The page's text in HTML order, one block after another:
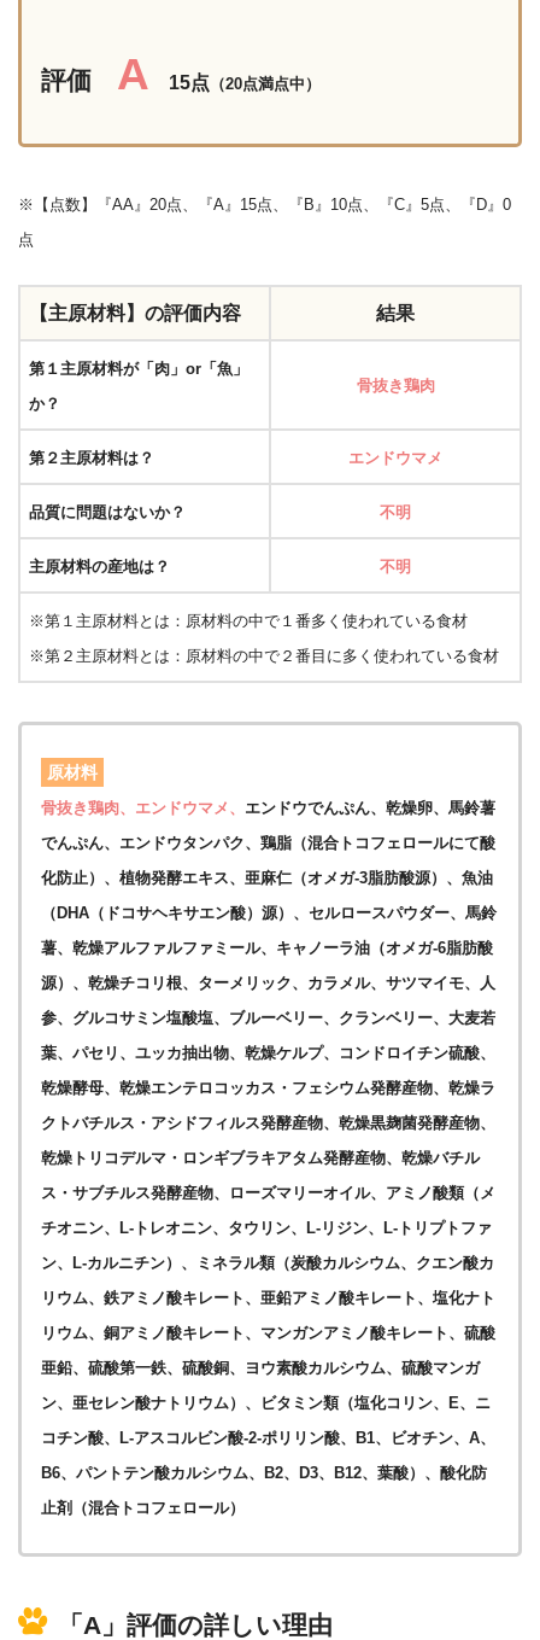
評価 A 15点 （20点満点中）
※【点数】『AA』20点、『A』15点、『B』10点、『C』5点、『D』0
点
【主原材料】の評価内容 結果
第１主原材料が「肉」or「魚」
か？
骨抜き鶏肉
第２主原材料は？ エンドウマメ
品質に問題はないか？ 不明
主原材料の産地は？ 不明
※第１主原材料とは：原材料の中で１番多く使われている食材
※第２主原材料とは：原材料の中で２番目に多く使われている食材
原材料
骨抜き鶏肉、エンドウマメ、 エンドウでんぷん、乾燥卵、馬鈴薯
でんぷん、エンドウタンパク、鶏脂（混合トコフェロールにて酸
化防止）、植物発酵エキス、亜麻仁（オメガ-3脂肪酸源）、魚油
（DHA（ドコサヘキサエン酸）源）、セルロースパウダー、馬鈴
薯、乾燥アルファルファミール、キャノーラ油（オメガ-6脂肪酸
源）、乾燥チコリ根、ターメリック、カラメル、サツマイモ、人
参、グルコサミン塩酸塩、ブルーベリー、クランベリー、大麦若
葉、パセリ、ユッカ抽出物、乾燥ケルプ、コンドロイチン硫酸、
乾燥酵母、乾燥エンテロコッカス・フェシウム発酵産物、乾燥ラ
クトバチルス・アシドフィルス発酵産物、乾燥黒麹菌発酵産物、
乾燥トリコデルマ・ロンギブラキアタム発酵産物、乾燥バチル
ス・サブチルス発酵産物、ローズマリーオイル、アミノ酸類（メ
チオニン、L-トレオニン、タウリン、L-リジン、L-トリプトファ
ン、L-カルニチン）、ミネラル類（炭酸カルシウム、クエン酸カ
リウム、鉄アミノ酸キレート、亜鉛アミノ酸キレート、塩化ナト
リウム、銅アミノ酸キレート、マンガンアミノ酸キレート、硫酸
亜鉛、硫酸第一鉄、硫酸銅、ヨウ素酸カルシウム、硫酸マンガ
ン、亜セレン酸ナトリウム）、ビタミン類（塩化コリン、E、ニ
コチン酸、L-アスコルビン酸-2-ポリリン酸、B1、ビオチン、A、
B6、パントテン酸カルシウム、B2、D3、B12、葉酸）、酸化防
止剤（混合トコフェロール）
「A」評価の詳しい理由